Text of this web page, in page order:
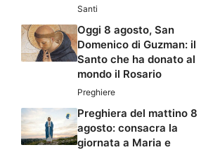
Santi
Oggi 8 agosto, San
Domenico di Guzman: il
Santo che ha donato al
mondo il Rosario
Preghiere
Preghiera del mattino 8
agosto: consacra la
giornata a Maria e